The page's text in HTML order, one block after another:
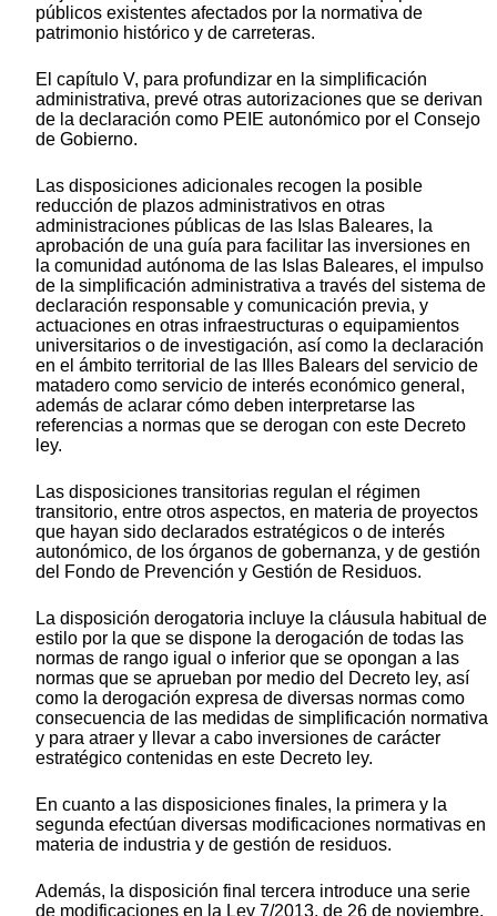
públicos existentes afectados por la normativa de
patrimonio histórico y de carreteras.
El capítulo V, para profundizar en la simplificación
administrativa, prevé otras autorizaciones que se derivan
de la declaración como PEIE autonómico por el Consejo
de Gobierno.
Las disposiciones adicionales recogen la posible
reducción de plazos administrativos en otras
administraciones públicas de las Islas Baleares, la
aprobación de una guía para facilitar las inversiones en
la comunidad autónoma de las Islas Baleares, el impulso
de la simplificación administrativa a través del sistema de
declaración responsable y comunicación previa, y
actuaciones en otras infraestructuras o equipamientos
universitarios o de investigación, así como la declaración
en el ámbito territorial de las Illes Balears del servicio de
matadero como servicio de interés económico general,
además de aclarar cómo deben interpretarse las
referencias a normas que se derogan con este Decreto
ley.
Las disposiciones transitorias regulan el régimen
transitorio, entre otros aspectos, en materia de proyectos
que hayan sido declarados estratégicos o de interés
autonómico, de los órganos de gobernanza, y de gestión
del Fondo de Prevención y Gestión de Residuos.
La disposición derogatoria incluye la cláusula habitual de
estilo por la que se dispone la derogación de todas las
normas de rango igual o inferior que se opongan a las
normas que se aprueban por medio del Decreto ley, así
como la derogación expresa de diversas normas como
consecuencia de las medidas de simplificación normativa
y para atraer y llevar a cabo inversiones de carácter
estratégico contenidas en este Decreto ley.
En cuanto a las disposiciones finales, la primera y la
segunda efectúan diversas modificaciones normativas en
materia de industria y de gestión de residuos.
Además, la disposición final tercera introduce una serie
de modificaciones en la Ley 7/2013, de 26 de noviembre,